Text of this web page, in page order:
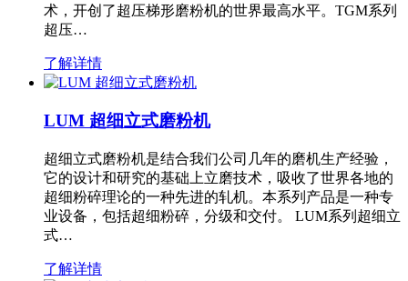
术，开创了超压梯形磨粉机的世界最高水平。TGM系列
超压…
了解详情
LUM 超细立式磨粉机
超细立式磨粉机是结合我们公司几年的磨机生产经验，
它的设计和研究的基础上立磨技术，吸收了世界各地的
超细粉碎理论的一种先进的轧机。本系列产品是一种专
业设备，包括超细粉碎，分级和交付。 LUM系列超细立
式…
了解详情